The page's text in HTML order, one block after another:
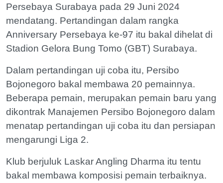
Persebaya Surabaya pada 29 Juni 2024
mendatang. Pertandingan dalam rangka
Anniversary Persebaya ke-97 itu bakal dihelat di
Stadion Gelora Bung Tomo (GBT) Surabaya.
Dalam pertandingan uji coba itu, Persibo
Bojonegoro bakal membawa 20 pemainnya.
Beberapa pemain, merupakan pemain baru yang
dikontrak Manajemen Persibo Bojonegoro dalam
menatap pertandingan uji coba itu dan persiapan
mengarungi Liga 2.
Klub berjuluk Laskar Angling Dharma itu tentu
bakal membawa komposisi pemain terbaiknya.